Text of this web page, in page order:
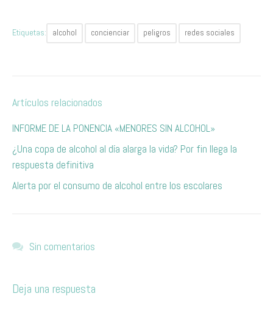
Etiquetas: alcohol concienciar peligros redes sociales
Artículos relacionados
INFORME DE LA PONENCIA «MENORES SIN ALCOHOL»
¿Una copa de alcohol al día alarga la vida? Por fin llega la
respuesta definitiva
​Alerta por el consumo de alcohol entre los escolares
Sin comentarios
Deja una respuesta